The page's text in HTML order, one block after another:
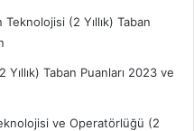
(2 Yıllık) Taban
Yıllık) Taban Puanları 2023 ve
ve Operatörlüğü (2